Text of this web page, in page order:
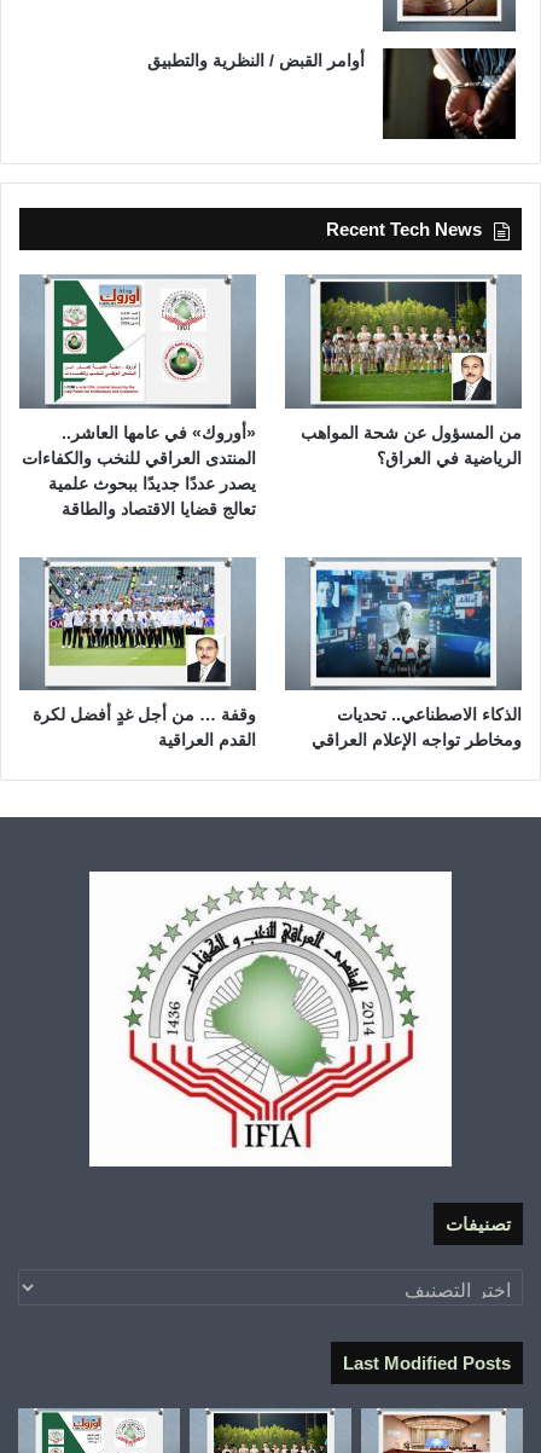
أوامر القبض / النظرية والتطبيق
Recent Tech News
من المسؤول عن شحة المواهب
الرياضية في العراق؟
«أوروك» في عامها العاشر..
المنتدى العراقي للنخب والكفاءات
يصدر عددًا جديدًا ببحوث علمية
تعالج قضايا الاقتصاد والطاقة
الذكاء الاصطناعي.. تحديات
ومخاطر تواجه الإعلام العراقي
وقفة … من أجل غدٍ أفضل لكرة
القدم العراقية
تصنيفات
تصنيفات
Last Modified Posts